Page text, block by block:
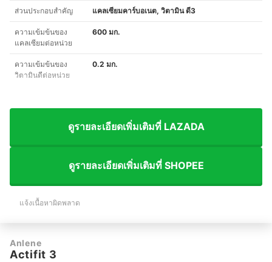
ส่วนประกอบสำคัญ แคลเซียมคาร์บอเนต, วิตามิน ดี3
ความเข้มข้นของ
แคลเซียมต่อหน่วย
600 มก.
ความเข้มข้นของ
วิตามินดีต่อหน่วย
0.2 มก.
ดูรายละเอียดเพิ่มเติมที่ LAZADA
ดูรายละเอียดเพิ่มเติมที่ SHOPEE
แจ้งเนื้อหาผิดพลาด
Anlene
Actifit 3